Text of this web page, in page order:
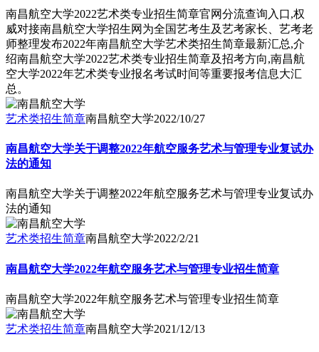
南昌航空大学2022艺术类专业招生简章官网分流查询入口,权
威对接南昌航空大学招生网为全国艺考生及艺考家长、艺考老
师整理发布2022年南昌航空大学艺术类招生简章最新汇总,介
绍南昌航空大学2022艺术类专业招生简章及招考方向,南昌航
空大学2022年艺术类专业报名考试时间等重要报考信息大汇
总。
艺术类招生简章南昌航空大学2022/10/27
南昌航空大学关于调整2022年航空服务艺术与管理专业复试办
法的通知
南昌航空大学关于调整2022年航空服务艺术与管理专业复试办
法的通知
艺术类招生简章南昌航空大学2022/2/21
南昌航空大学2022年航空服务艺术与管理专业招生简章
南昌航空大学2022年航空服务艺术与管理专业招生简章
艺术类招生简章南昌航空大学2021/12/13